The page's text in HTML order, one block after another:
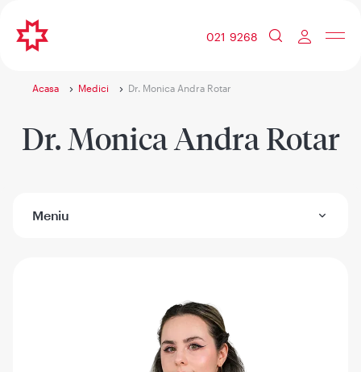
021 9268
Acasa Medici Dr. Monica Andra Rotar
Dr. Monica Andra Rotar
Meniu